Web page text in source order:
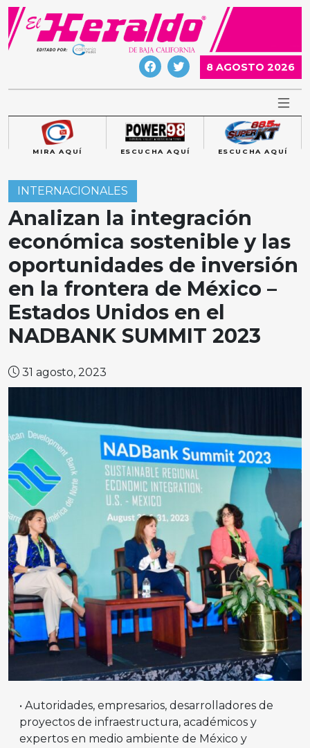
Skip
content
8 AGOSTO 2026
MIRA AQUÍ ESCUCHA AQUÍ ESCUCHA AQUÍ
INTERNACIONALES
Analizan la integración
económica sostenible y las
oportunidades de inversión
en la frontera de México –
Estados Unidos en el
NADBANK SUMMIT 2023
31 agosto, 2023
• Autoridades, empresarios, desarrolladores de
proyectos de infraestructura, académicos y
expertos en medio ambiente de México y